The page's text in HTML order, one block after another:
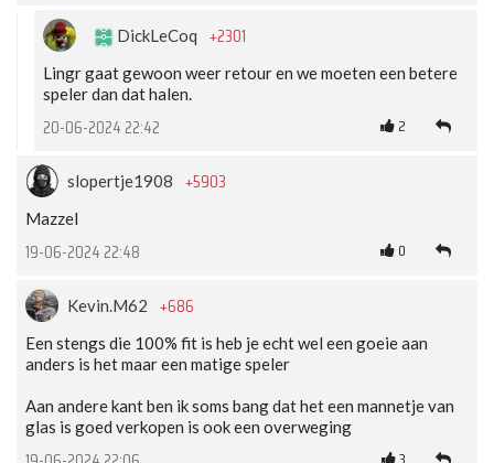
DickLeCoq +2301
Lingr gaat gewoon weer retour en we moeten een betere
speler dan dat halen.
20-06-2024 22:42 2
slopertje1908 +5903
Mazzel
19-06-2024 22:48 0
Kevin.M62 +686
Een stengs die 100% fit is heb je echt wel een goeie aan
anders is het maar een matige speler
Aan andere kant ben ik soms bang dat het een mannetje van
glas is goed verkopen is ook een overweging